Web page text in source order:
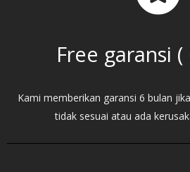
Free garansi
Kami memberikan garansi 6 bulan
tidak sesuai atau ada